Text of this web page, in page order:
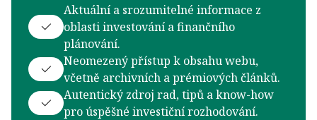
Aktuální a srozumitelné informace z
oblasti investování a finančního
plánování.
Neomezený přístup k obsahu webu,
včetně archivních a prémiových článků.
Autentický zdroj rad, tipů a know-how
pro úspěšné investiční rozhodování.